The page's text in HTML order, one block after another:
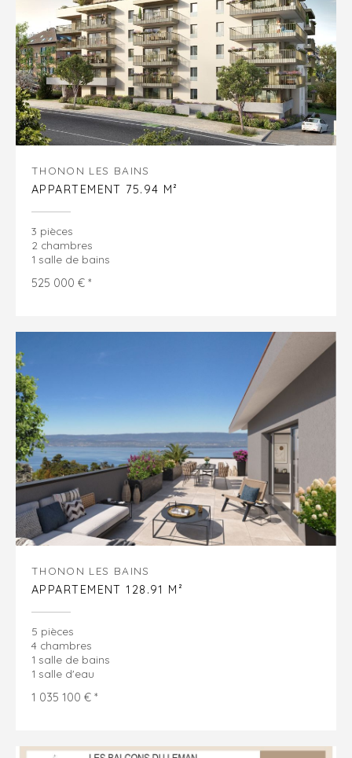
THONON LES BAINS
APPARTEMENT 75.94 M²
3 pièces
2 chambres
1 salle de bains
525 000 € *
THONON LES BAINS
APPARTEMENT 128.91 M²
5 pièces
4 chambres
1 salle de bains
1 salle d'eau
1 035 100 € *